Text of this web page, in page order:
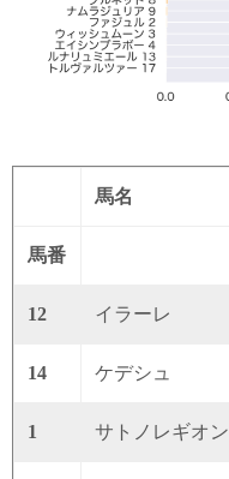
馬名
馬番
12 イラーレ
14 ケデシュ
1 サトノレギオン